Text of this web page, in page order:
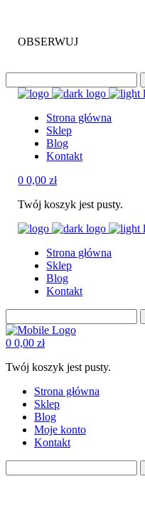
OBSERWUJ
Strona główna
Sklep
Blog
Kontakt
0 0,00zł
Twój koszyk jest pusty.
Strona główna
Sklep
Blog
Kontakt
0 0,00 zł
Twój koszyk jest pusty.
Strona główna
Sklep
Blog
Moje konto
Kontakt